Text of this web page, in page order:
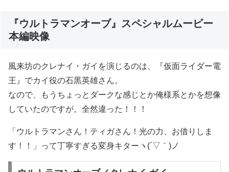
『ウル­­トラマンオーブ』スペシャルムービー
本編映像
風来坊のクレナイ・ガイを演じるのは、『仮面ライダー電
王』でカイ役の石黒英雄さん。
なので、もうちょっとダークな感じとか俺様系とかを想像
していたのですが。全然違った！！！
「ウルトラマンさん！ティガさん！光の力、お借りしま
す！！」って丁寧すぎる変身キターヽ(´▽｀)ノ